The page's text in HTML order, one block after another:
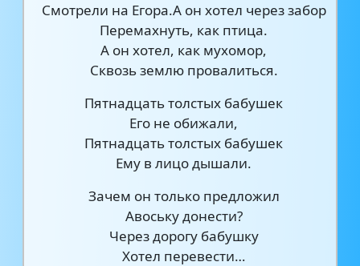
Смотрели на Егора.А он хотел через забор
Перемахнуть, как птица.
А он хотел, как мухомор,
Сквозь землю провалиться.
Пятнадцать толстых бабушек
Его не обижали,
Пятнадцать толстых бабушек
Ему в лицо дышали.
Зачем он только предложил
Авоську донести?
Через дорогу бабушку
Хотел перевести…